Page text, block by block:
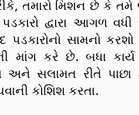
તમારો મિશન છે કે
પડકારો દ્વારા આગળ
પડકારોનો સામનો
કરે છે. બધા કાર્ય
અને સલામત રીતે
કોશિશ કરતા.